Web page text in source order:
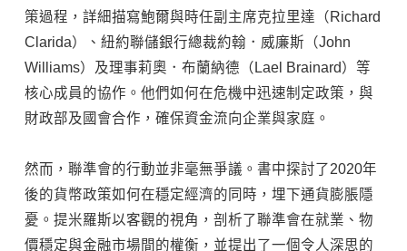
策過程，詳細描寫鮑爾與時任副主席克拉里達（Richard
Clarida）、紐約聯儲銀行總裁約翰．威廉斯（John
Williams）及理事莉奧．布蘭納德（Lael Brainard）等
核心成員的協作。他們如何在危機中迅速制定政策，與
財政部及國會合作，確保資金流向企業與家庭。
然而，聯準會的行動並非毫無爭議。書中探討了2020年
後的貨幣政策如何在穩定經濟的同時，埋下通貨膨脹隱
憂。提米羅斯以客觀的視角，剖析了聯準會在就業、物
價穩定與金融市場間的權衡，並提出了一個令人深思的